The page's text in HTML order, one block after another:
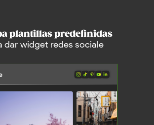
plantillas predefinidas
dar widget redes sociale